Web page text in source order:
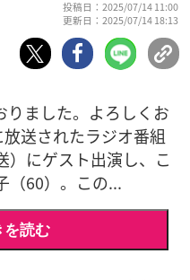
投稿日：2025/07/14 11:00
更新日：2025/07/14 18:13
りました。よろしくお
送されたラジオ番組
）にゲスト出演し、こ
（60）。この...
を読む